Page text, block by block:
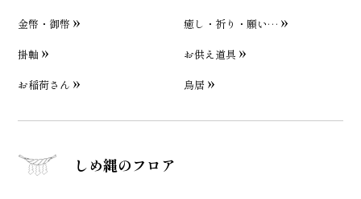
金幣・御幣
癒し・祈り・願い…
掛軸
お供え道具
お稲荷さん
鳥居
しめ縄のフロア